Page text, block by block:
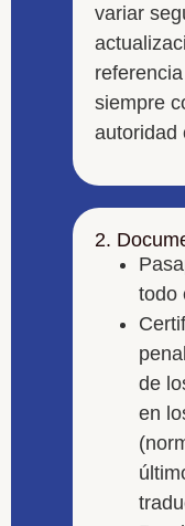
variar
siempre
autoridad
2.
todo
de
en